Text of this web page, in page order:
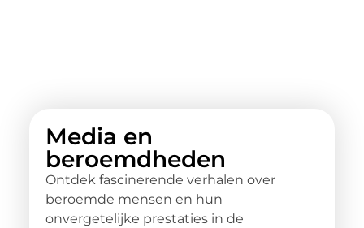
Media en
beroemdheden
Ontdek fascinerende verhalen over
beroemde mensen en hun
onvergetelijke prestaties in de